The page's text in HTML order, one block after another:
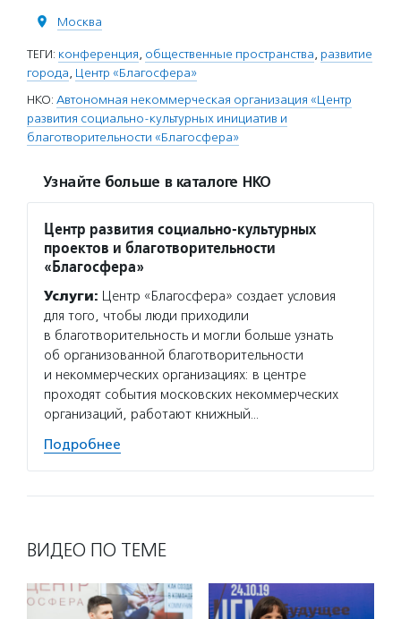
Москва
ТЕГИ: конференция, общественные пространства, развитие
города, Центр «Благосфера»
НКО: Автономная некоммерческая организация «Центр
развития социально-культурных инициатив и
благотворительности «Благосфера»
Узнайте больше в каталоге НКО
Центр развития социально-культурных
проектов и благотворительности
«Благосфера»
Услуги: Центр «Благосфера» создает условия
для того, чтобы люди приходили
в благотворительность и могли больше узнать
об организованной благотворительности
и некоммерческих организациях: в центре
проходят события московских некоммерческих
организаций, работают книжный…
Подробнее
ВИДЕО ПО ТЕМЕ